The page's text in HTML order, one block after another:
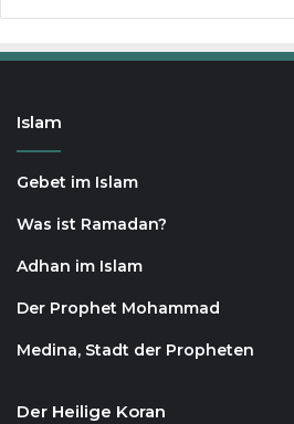
Islam
Gebet im Islam
Was ist Ramadan?
Adhan im Islam
Der Prophet Mohammad
Medina, Stadt der Propheten
Der Heilige Koran